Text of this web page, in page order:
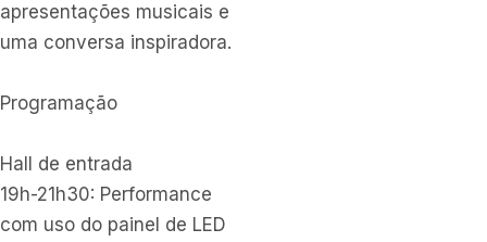
apresentações musicais e
uma conversa inspiradora.
Programação
Hall de entrada
19h-21h30: Performance
com uso do painel de LED